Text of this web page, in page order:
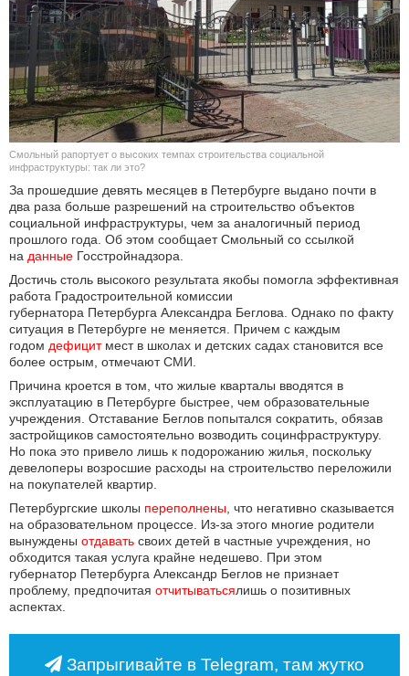
КУЛЬТУРА
СПОРТ
ШОУ-БИЗНЕС
АВТО И МОТО
ЭГОИЗМ
Смольный рапортует о высоких темпах строительства социальной
инфраструктуры: так ли это?
За прошедшие девять месяцев в Петербурге выдано почти в
два раза больше разрешений на строительство объектов
социальной инфраструктуры, чем за аналогичный период
прошлого года. Об этом сообщает Смольный со ссылкой
на данные Госстройнадзора.
Достичь столь высокого результата якобы помогла эффективная
работа Градостроительной комиссии
губернатора Петербурга Александра Беглова. Однако по факту
ситуация в Петербурге не меняется. Причем с каждым
годом дефицитмест в школах и детских садах становится все
более острым, отмечают СМИ.
Причина кроется в том, что жилые кварталы вводятся в
эксплуатацию в Петербурге быстрее, чем образовательные
учреждения. Отставание Беглов попытался сократить, обязав
застройщиков самостоятельно возводить социнфраструктуру.
Но пока это привело лишь к подорожанию жилья, поскольку
девелоперы возросшие расходы на строительство переложили
на покупателей квартир.
Петербургские школы переполнены, что негативно сказывается
на образовательном процессе. Из-за этого многие родители
вынуждены отдавать своих детей в частные учреждения, но
обходится такая услуга крайне недешево. При этом
губернатор Петербурга Александр Беглов не признает
проблему, предпочитая отчитыватьсялишь о позитивных
аспектах.
Запрыгивайте в Telegram, там жутко